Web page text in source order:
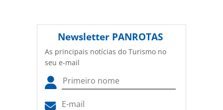
Newsletter PANROTAS
As principais notícias do Turismo no
seu e-mail